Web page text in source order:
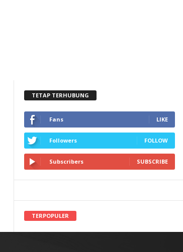
TETAP TERHUBUNG
Fans LIKE
Followers FOLLOW
Subscribers SUBSCRIBE
TERPOPULER